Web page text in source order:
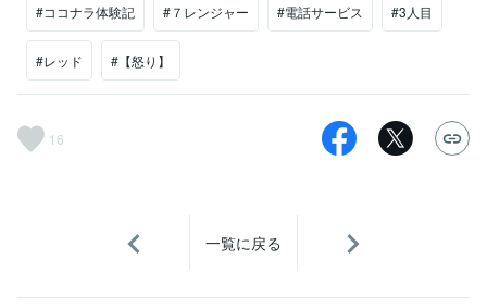
#ココナラ体験記 #７レンジャー #電話サービス #3人目
#レッド #【怒り】
16
一覧に戻る